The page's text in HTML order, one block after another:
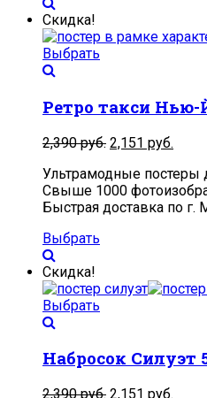
Скидка!
Выбрать
Ретро такси Нью-
2,390руб. 2,151 руб.
Ультрамодные постеры
Свыше 1000
Быстрая доставка по
Выбрать
Скидка!
Выбрать
Набросок Силуэт
2,390руб. 2,151 руб.